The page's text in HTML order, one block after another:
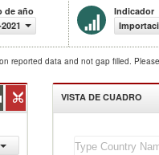
de año
Indicador
reported data and not gap filled.
VISTA DE CUADRO